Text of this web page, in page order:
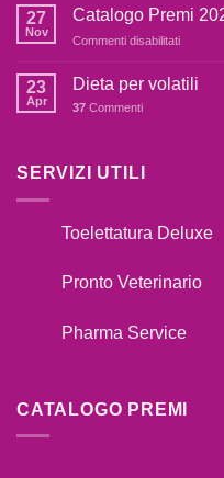
FARE
IL
CANE
27
Nov
Catalogo Premi
Commenti disabilitatisu
Premi
23
Apr
Dieta per volatili
37 Commenti
SERVIZI UTILI
Toelettatura Deluxe
Pronto Veterinario
Pharma Service
CATALOGO PREMI